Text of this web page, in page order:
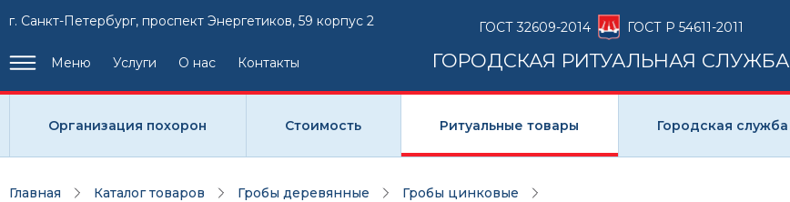
г. Санкт-Петербург, проспект Энергетиков, 59 корпус 2
Меню Услуги О нас Контакты
ГОСТ 32609-2014 ГОСТ Р 54611-2011
ГОРОДСКАЯ РИТУАЛЬНАЯ СЛУЖБА
Организация похорон Стоимость Ритуальные товары Городская служба
Главная Каталог товаров Гробы деревянные Гробы цинковые